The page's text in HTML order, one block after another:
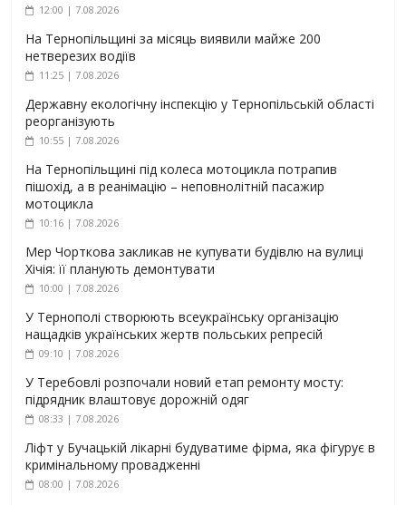
12:00 | 7.08.2026
На Тернопільщині за місяць виявили майже 200
нетверезих водіїв
11:25 | 7.08.2026
Державну екологічну інспекцію у Тернопільській області
реорганізують
10:55 | 7.08.2026
На Тернопільщині під колеса мотоцикла потрапив
пішохід, а в реанімацію – неповнолітній пасажир
мотоцикла
10:16 | 7.08.2026
Мер Чорткова закликав не купувати будівлю на вулиці
Хічія: її планують демонтувати
10:00 | 7.08.2026
У Тернополі створюють всеукраїнську організацію
нащадків українських жертв польських репресій
09:10 | 7.08.2026
У Теребовлі розпочали новий етап ремонту мосту:
підрядник влаштовує дорожній одяг
08:33 | 7.08.2026
Ліфт у Бучацькій лікарні будуватиме фірма, яка фігурує в
кримінальному провадженні
08:00 | 7.08.2026